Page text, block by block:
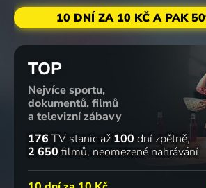
10 DNÍ ZA 10 KČ A PAK
TOP
Nejvíce sportu,
dokumentů, filmů
a televizní zábavy
176 TV stanic až 100 dní zpětně
2 650 filmů neomezené nahrávání